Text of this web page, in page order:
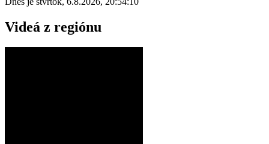
Videá z regiónu